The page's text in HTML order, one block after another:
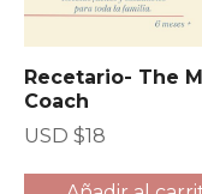
Recetario- The
Coach
USD $18